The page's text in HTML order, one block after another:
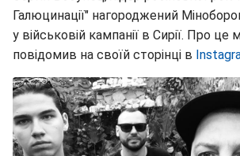
Галюцинації" нагороджений
у військовій кампанії в Сирії. Про це
повідомив на своїй сторінці в